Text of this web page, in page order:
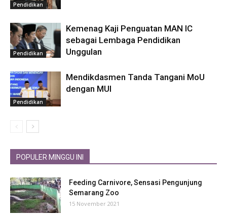
Pendidikan
Pendidikan
Kemenag Kaji Penguatan MAN IC
sebagai Lembaga Pendidikan
Unggulan
Pendidikan
Mendikdasmen Tanda Tangani MoU
dengan MUI
POPULER MINGGU INI
Feeding Carnivore, Sensasi Pengunjung
Semarang Zoo
15 November 2021